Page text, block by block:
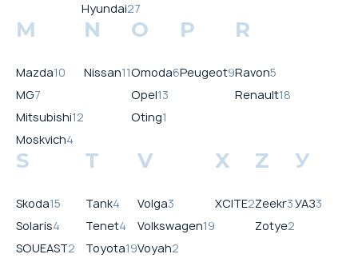
Hyundai27
M
Mazda10
MG7
Mitsubishi12
Moskvich4
N
Nissan11
O
Omoda6
Opel13
Oting1
P
Peugeot9
R
Ravon5
Renault18
S
Skoda15
Solaris4
SOUEAST2
T
Tank4
Tenet4
Toyota19
V
Volga3
Volkswagen19
Voyah2
X
XCITE2
Z
Zeekr3
Zotye2
У
УАЗ3